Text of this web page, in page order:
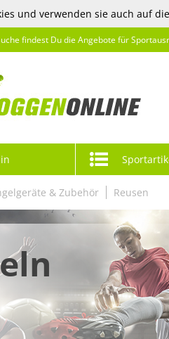
und verwenden sie auch auf
findest Du die Angebote für
& Zubehör Reusen